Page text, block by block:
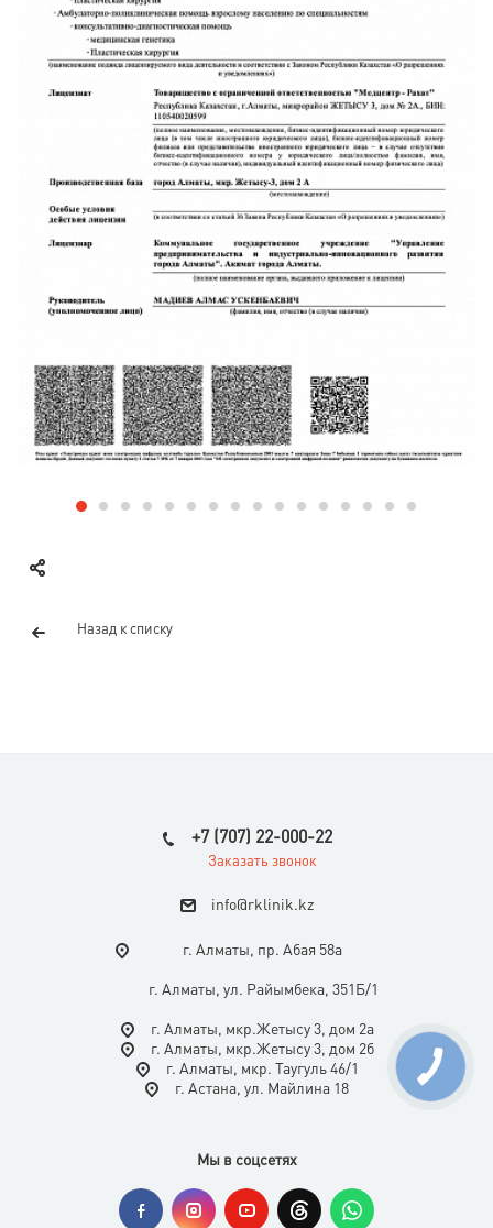
Назад к списку
+7 (707) 22-000-22
Заказать звонок
info@rklinik.kz
г. Алматы, пр. Абая 58а
г. Алматы, ул. Райымбека, 351Б/1
г. Алматы, мкр.Жетысу 3, дом 2а
г. Алматы, мкр.Жетысу 3, дом 2б
г. Алматы, мкр. Таугуль 46/1
г. Астана, ул. Майлина 18
Мы в соцсетях